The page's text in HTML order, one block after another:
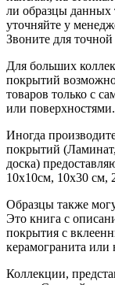
ли образцы данных
уточняйте у
Звоните для
Для больших
покрытий
товаров только с
или поверхностями.
Иногда
покрытий
доска)
10х10см, 10х30 см,
Образцы также
Это книга с
покрытия с
керамогранита или
Коллекции,